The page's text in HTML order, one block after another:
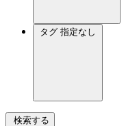
タグ 指定なし
検索する